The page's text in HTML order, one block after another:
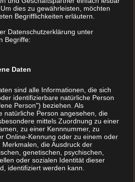
drucken)
dies zu gewährleisten, möchten
Begrifflichkeiten erläutern.
Datenschutzerklärung unter
Begriffe:
Daten
sind alle Informationen, die sich
identifizierbare natürliche Person
Person") beziehen. Als
natürliche Person angesehen, die
mittels Zuordnung zu einer
zu einer Kennnummer, zu
Online-Kennung oder zu einem oder
die Ausdruck der
genetischen, psychischen,
oder sozialen Identität dieser
identifiziert werden kann.